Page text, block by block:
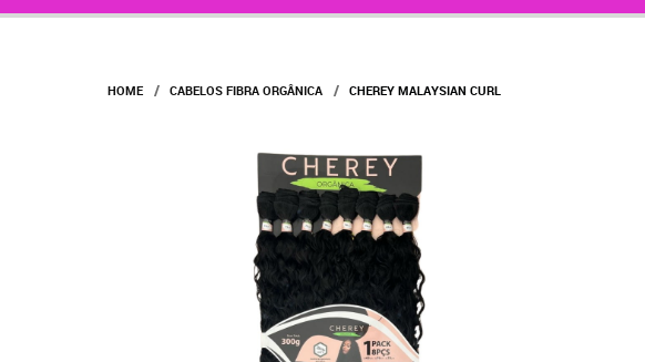
HOME CABELOS FIBRA ORGÂNICA CHEREY MALAYSIAN CURL